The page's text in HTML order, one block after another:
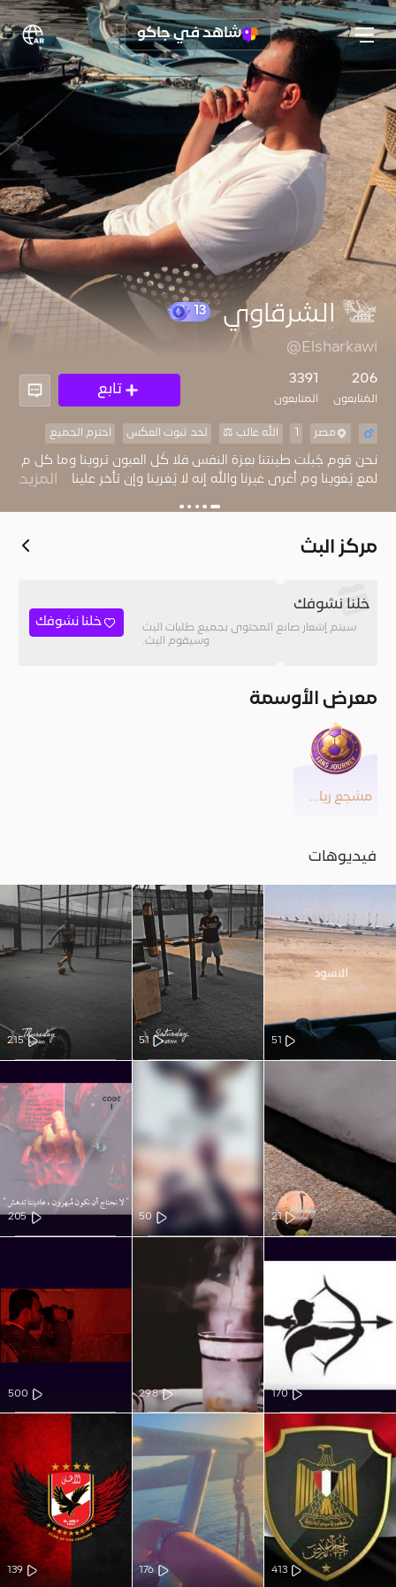
شاهد في جاكو
𓅋 الشرقاوي
@Elsharkawi
206
المُتابعون
3391
المتابعون
تابع
مصر الله غالب ⚖︎ لحد ثبوت العكس احترم الجميع
نحن قوم جُبلَت طينتنا بعِزة النفس فلا كُل العيون تروينا وما كل م
لمع يُغوينا وم أغرى غيرنا والله إنه لا يُغرينا وإن تأخر علينا شيالمزيد
مركز البث
خلنا نشوفك
سيتم إشعار صانع المحتوى بجميع طلبات البث
وسيقوم البث.
خلنا نشوفك
معرض الأوسمة
مشجع رياضي
فيديوهات
51
51
215
21
50
205
170
298
500
413
176
139